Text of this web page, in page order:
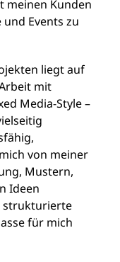
meinen Kunden
Events zu
liegt auf
mit
Media-Style –
von meiner
Mustern,
Ideen
strukturierte
für mich